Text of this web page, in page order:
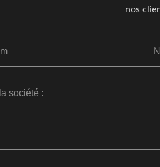
nos